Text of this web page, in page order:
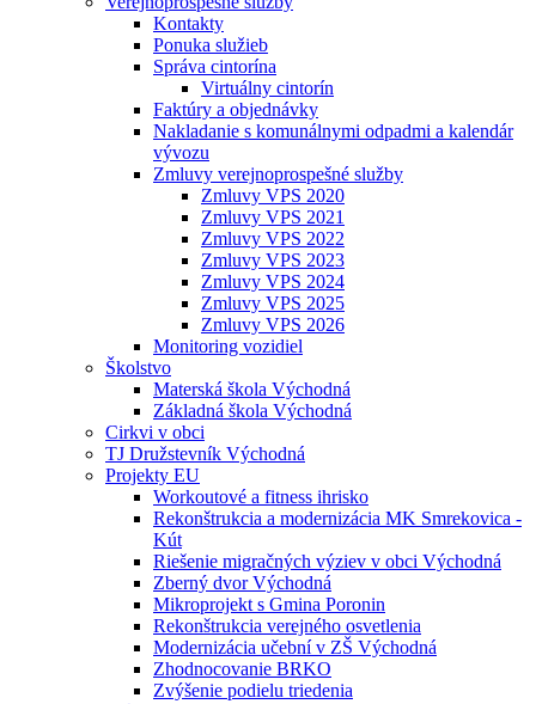
Kontakty
Ponuka služieb
Správa cintorína
Virtuálny cintorín
Faktúry a objednávky
Nakladanie s komunálnymi odpadmi a kalendár
vývozu
Zmluvy verejnoprospešné služby
Zmluvy VPS 2020
Zmluvy VPS 2021
Zmluvy VPS 2022
Zmluvy VPS 2023
Zmluvy VPS 2024
Zmluvy VPS 2025
Zmluvy VPS 2026
Monitoring vozidiel
Školstvo
Materská škola Východná
Základná škola Východná
Cirkvi v obci
TJ Družstevník Východná
Projekty EU
Workoutové a fitness ihrisko
Rekonštrukcia a modernizácia MK Smrekovica -
Kút
Riešenie migračných výziev v obci Východná
Zberný dvor Východná
Mikroprojekt s Gmina Poronin
Rekonštrukcia verejného osvetlenia
Modernizácia učební v ZŠ Východná
Zhodnocovanie BRKO
Zvýšenie podielu triedenia